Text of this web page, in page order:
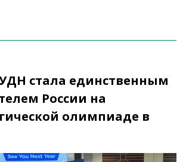
стала единственным
России на
олимпиаде в